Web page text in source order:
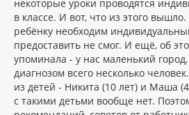
некоторые уроки проводятся
в классе. И вот, что из этого
ребёнку необходим
предоставить не смог. И ещё, об
упоминала - у нас маленький
диагнозом всего несколько
из детей - Никита (10 лет) и Маша
с такими детьми вообще нет.